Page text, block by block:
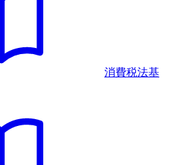
消費税法基